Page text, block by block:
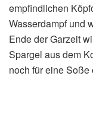
empfindlichen
Wasserdampf und
Ende der Garzeit
Spargel aus dem
noch für eine